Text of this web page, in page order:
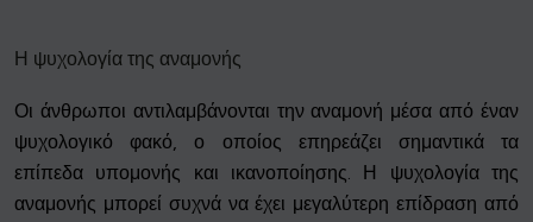
Η ψυχολογία της αναμονής
Οι άνθρωποι αντιλαμβάνονται την αναμονή μέσα από έναν
ψυχολογικό φακό, ο οποίος επηρεάζει σημαντικά τα
επίπεδα υπομονής και ικανοποίησης. Η ψυχολογία της
αναμονής μπορεί συχνά να έχει μεγαλύτερη επίδραση από